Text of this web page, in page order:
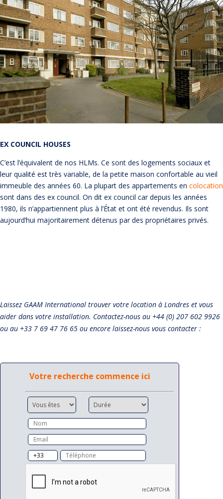
EX COUNCIL HOUSES
C’est l’équivalent de nos HLMs. Ce sont des logements sociaux et
leur qualité est très variable, de la petite maison confortable au vieil
immeuble des années 60. La plupart des appartements en colocation
sont dans des ex council. On dit ex council car depuis les années
1980, ils n’appartiennent plus à l’État et ont été revendus. Ils sont
aujourd’hui majoritairement détenus par des propriétaires privés.
Laissez GAAM International trouver votre location à Londres et vous
aider dans votre installation. Contactez-nous au +44 (0) 207 602 9926
ou au +33 7 69 47 76 65 ou encore laissez-nous vous contacter :
Votre recherche commence ici